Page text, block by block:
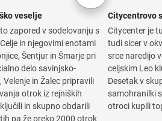
veselje
zapored v sodelovanju s
in njegovimi enotami
Šentjur in Šmarje pri
delo savinjsko-
in Žalec pripravili
otrok iz rejniških
in skupno obdarili
pa že preko 2000 otrok
Citycentrovo
Citycenter je
tudi sicer v
srce naredijo
celjskim Leo
Desetak v
samohranilki
otroci kupili